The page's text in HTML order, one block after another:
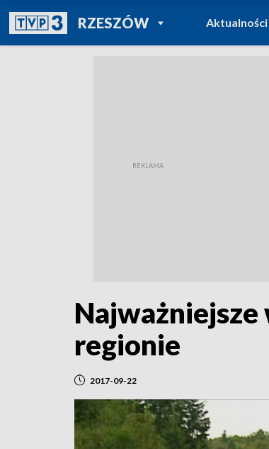
RZESZÓWPOWRÓT DO
TVP REGIONY
Aktualności
regionie
2017-09-22